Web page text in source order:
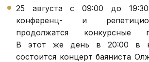
25 августа с 09:00 до
конференц- и
продолжатся конкурсные
В этот же день в 20:00 в
состоится концерт баяниста